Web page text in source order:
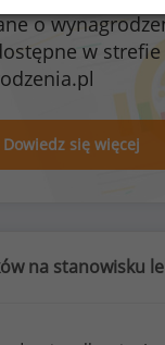
o
w
Dowiedz się więcej
na stanowisku